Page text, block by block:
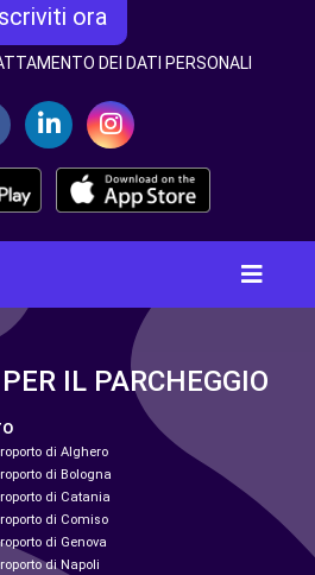
ora
DEI DATI PERSONALI
IL PARCHEGGIO
di Alghero
di Bologna
di Catania
di Comiso
di Genova
di Napoli